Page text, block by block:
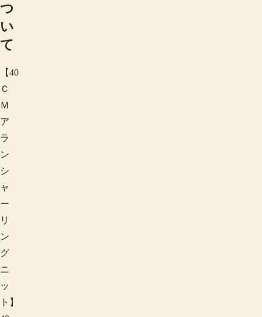
つ
い
て
【40
Ｃ
Ｍ
ア
ラ
ン
シ
ャ
ー
リ
ン
グ
ニ
ッ
ト】